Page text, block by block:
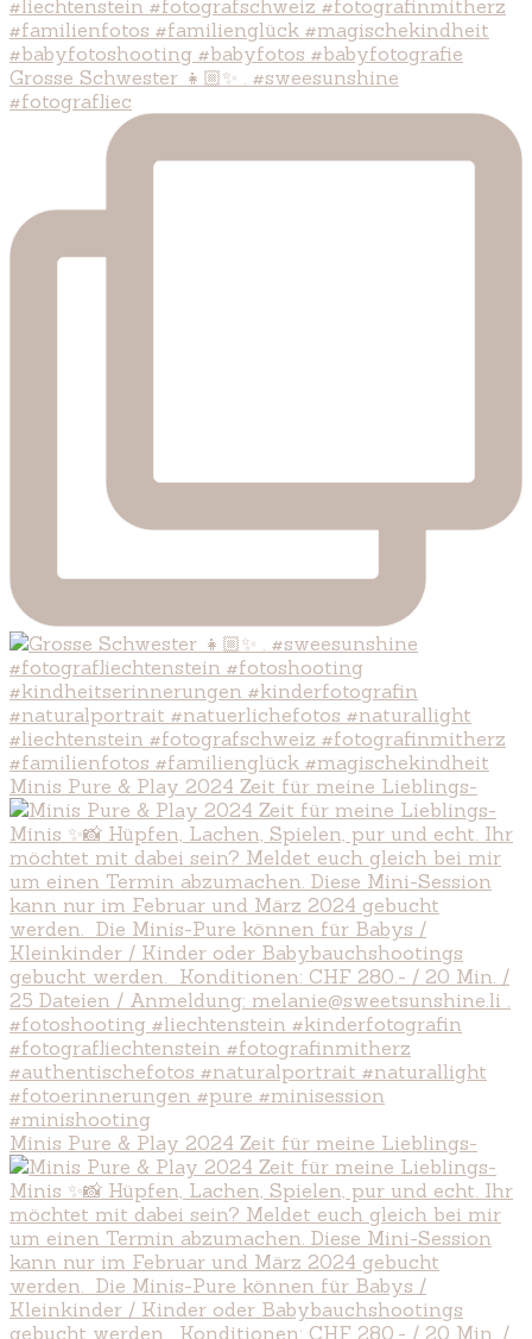
Grosse Schwester 👧🏼✨ . #sweesunshine
#fotografliec
Minis Pure & Play 2024 Zeit für meine Lieblings-
Minis Pure & Play 2024 Zeit für meine Lieblings-